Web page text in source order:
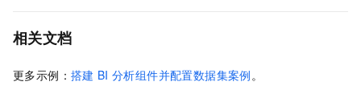
相关文档
更多示例： 搭建 BI 分析组件并配置数据集案例。